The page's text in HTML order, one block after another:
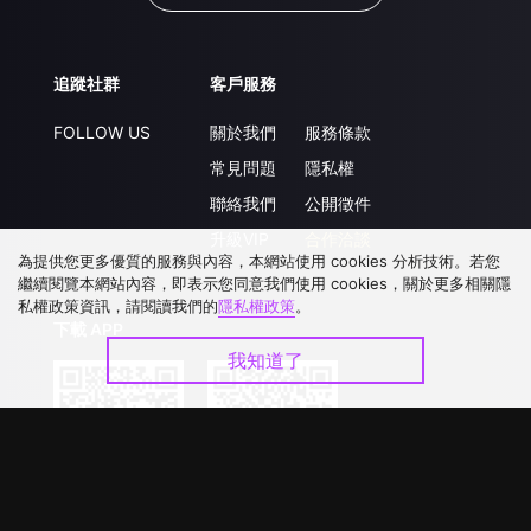
追蹤社群
FOLLOW US
客戶服務
關於我們
常見問題
聯絡我們
服務條款
隱私權
公開徵件
為提供您更多優質的服務與內容，本網站使用 cookies 分析技術。若您
繼續閱覽本網站內容，即表示您同意我們使用 cookies，關於更多相關隱
私權政策資訊，請閱讀我們的隱私權政策。
我知道了